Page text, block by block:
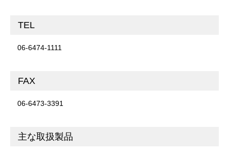
TEL
06-6474-1111
FAX
06-6473-3391
主な取扱製品